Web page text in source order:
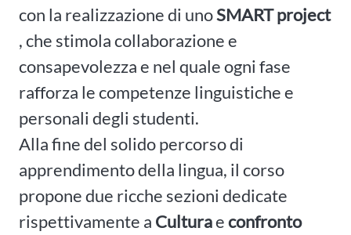
con la realizzazione di unoSMART project
, che stimola collaborazione e
consapevolezza e nel quale ogni fase
rafforza le competenze linguistiche e
personali degli studenti.
Alla fine del solido percorso di
apprendimento della lingua, il corso
propone due ricche sezioni dedicate
rispettivamente a Culturaeconfronto